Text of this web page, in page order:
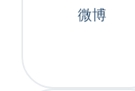
微博